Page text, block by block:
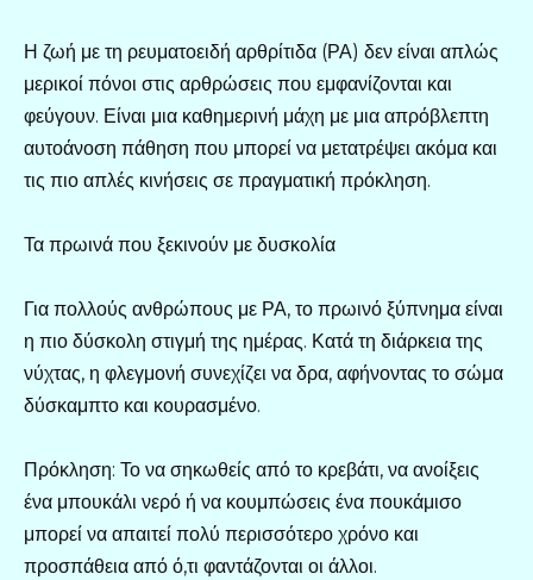
Η ζωή με τη ρευματοειδή αρθρίτιδα (ΡΑ) δεν είναι απλώς
μερικοί πόνοι στις αρθρώσεις που εμφανίζονται και
φεύγουν. Είναι μια καθημερινή μάχη με μια απρόβλεπτη
αυτοάνοση πάθηση που μπορεί να μετατρέψει ακόμα και
τις πιο απλές κινήσεις σε πραγματική πρόκληση.
Τα πρωινά που ξεκινούν με δυσκολία
Για πολλούς ανθρώπους με ΡΑ, το πρωινό ξύπνημα είναι
η πιο δύσκολη στιγμή της ημέρας. Κατά τη διάρκεια της
νύχτας, η φλεγμονή συνεχίζει να δρα, αφήνοντας το σώμα
δύσκαμπτο και κουρασμένο.
Πρόκληση: Το να σηκωθείς από το κρεβάτι, να ανοίξεις
ένα μπουκάλι νερό ή να κουμπώσεις ένα πουκάμισο
μπορεί να απαιτεί πολύ περισσότερο χρόνο και
προσπάθεια από ό,τι φαντάζονται οι άλλοι.